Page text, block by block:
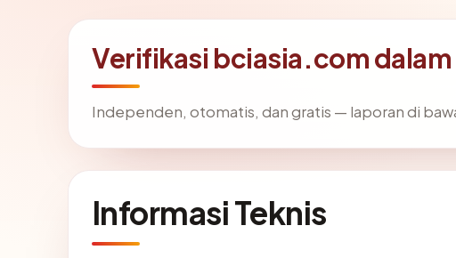
Verifikasi bciasia.com
Independen, otomatis, dan gratis — laporan di
Informasi Teknis